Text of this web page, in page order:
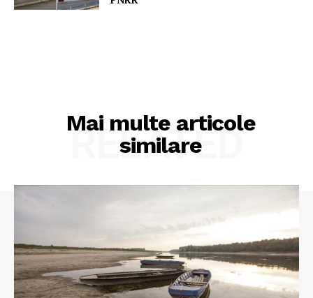
Mai multe articole
similare
RELATED